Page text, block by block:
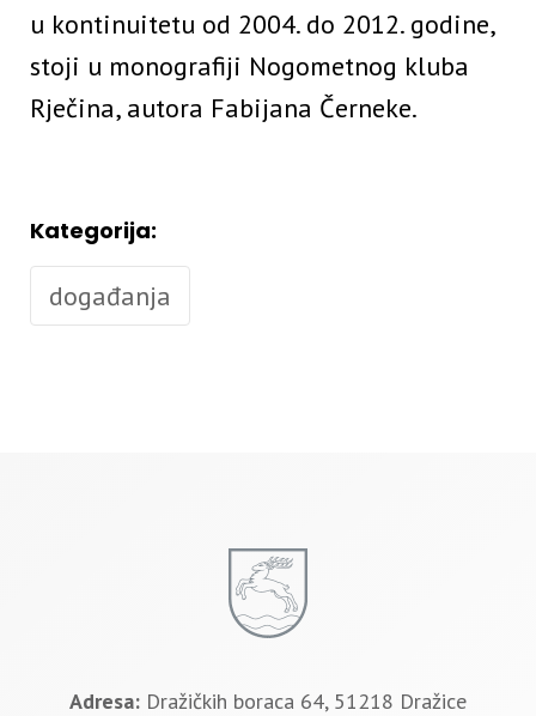
u kontinuitetu od 2004. do 2012. godine,
stoji u monografiji Nogometnog kluba
Rječina, autora Fabijana Černeke.
Kategorija:
događanja
Adresa: Dražičkih boraca 64, 51218 Dražice